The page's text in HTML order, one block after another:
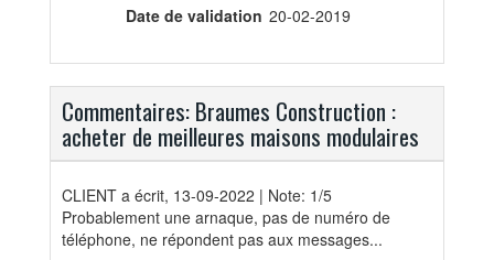
Date de validation 20-02-2019
Commentaires: Braumes Construction :
acheter de meilleures maisons modulaires
CLIENT a écrit, 13-09-2022 | Note: 1/5
Probablement une arnaque, pas de numéro de
téléphone, ne répondent pas aux messages...